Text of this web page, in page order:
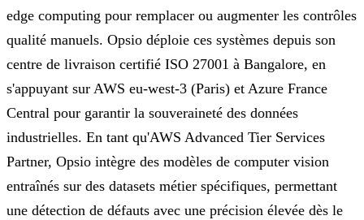
edge computing pour remplacer ou augmenter les contrôles
qualité manuels. Opsio déploie ces systèmes depuis son
centre de livraison certifié ISO 27001 à Bangalore, en
s'appuyant sur AWS eu-west-3 (Paris) et Azure France
Central pour garantir la souveraineté des données
industrielles. En tant qu'AWS Advanced Tier Services
Partner, Opsio intègre des modèles de computer vision
entraînés sur des datasets métier spécifiques, permettant
une détection de défauts avec une précision élevée dès le